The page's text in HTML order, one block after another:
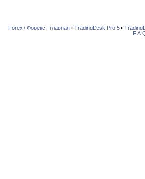
Forex / Форекс - главная• TradingDesk Pro 5•